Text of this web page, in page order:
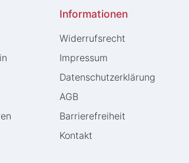
Informationen
Widerrufs­recht
Impressum
Daten­schutz­erklärung
AGB
Barrierefreiheit
Kontakt